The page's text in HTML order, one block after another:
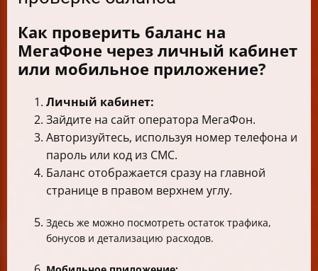
Как проверить баланс на
МегаФоне через личный кабинет
или мобильное приложение?
Личный кабинет:
Зайдите на сайт оператора МегаФон.
Авторизуйтесь, используя номер телефона и
пароль или код из СМС.
Баланс отображается сразу на главной
странице в правом верхнем углу.
Здесь же можно посмотреть остаток трафика,
бонусов и детализацию расходов.